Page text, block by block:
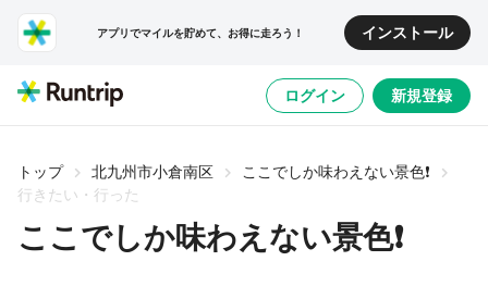
アプリでマイルを貯めて、お得に走ろう！ インストール
ログイン 新規登録
トップ 北九州市小倉南区
ここでしか味わえない景色❗️
行きたい・行った
ここでしか味わえない景色❗️